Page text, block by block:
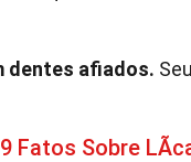
dentes afiados.
Fatos Sobre